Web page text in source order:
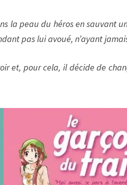
la peau du héros en sauvant
pas lui avoué, n’ayant
et, pour cela, il décide de